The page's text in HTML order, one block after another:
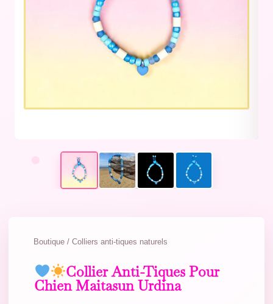
Boutique / Colliers anti-tiques naturels
Collier Anti-Tiques Pour
Chien Maitasun Urdina